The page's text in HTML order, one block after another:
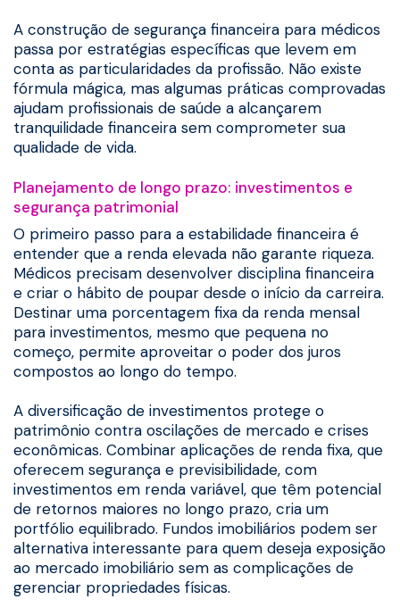
A construção de segurança financeira para médicos
passa por estratégias específicas que levem em
conta as particularidades da profissão. Não existe
fórmula mágica, mas algumas práticas comprovadas
ajudam profissionais de saúde a alcançarem
tranquilidade financeira sem comprometer sua
qualidade de vida.
Planejamento de longo prazo: investimentos e
segurança patrimonial
O primeiro passo para a estabilidade financeira é
entender que a renda elevada não garante riqueza.
Médicos precisam desenvolver disciplina financeira
e criar o hábito de poupar desde o início da carreira.
Destinar uma porcentagem fixa da renda mensal
para investimentos, mesmo que pequena no
começo, permite aproveitar o poder dos juros
compostos ao longo do tempo.
A diversificação de investimentos protege o
patrimônio contra oscilações de mercado e crises
econômicas. Combinar aplicações de renda fixa, que
oferecem segurança e previsibilidade, com
investimentos em renda variável, que têm potencial
de retornos maiores no longo prazo, cria um
portfólio equilibrado. Fundos imobiliários podem ser
alternativa interessante para quem deseja exposição
ao mercado imobiliário sem as complicações de
gerenciar propriedades físicas.